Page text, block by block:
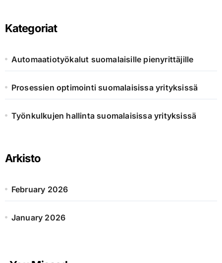
Kategoriat
Automaatiotyökalut suomalaisille pienyrittäjille
Prosessien optimointi suomalaisissa yrityksissä
Työnkulkujen hallinta suomalaisissa yrityksissä
Arkisto
February 2026
January 2026